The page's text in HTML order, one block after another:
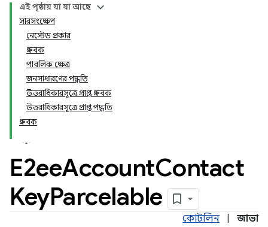
এই পৃষ্ঠায় যা যা আছে
সারসংক্ষেপ
নেস্টেড প্রকার
ধ্রুবক
পাবলিক ক্ষেত্র
জনসাধারণের পদ্ধতি
উত্তরাধিকারসূত্রে প্রাপ্ত ধ্রুবক
উত্তরাধিকারসূত্রে প্রাপ্ত পদ্ধতি
ধ্রুবক
E2eeAccountContact
KeyParcelable
কোটলিন জাভা